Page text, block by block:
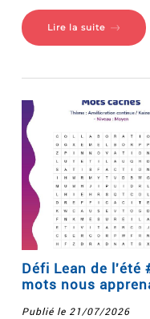
Lire la suite
Défi Lean de l'été
mots nous
Publié le 21/07/2026